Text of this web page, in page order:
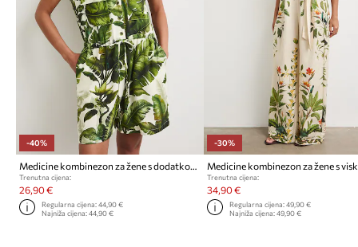
-40%
Medicine kombinezon za žene s dodatkom lana
Trenutna cijena:
26,90 €
Regularna cijena:44,90 €
Najniža cijena:44,90 €
-30%
Medicine kombinezon za žene s
Trenutna cijena:
34,90 €
Regularna cijena: 49,90 €
Najniža cijena: 49,90 €